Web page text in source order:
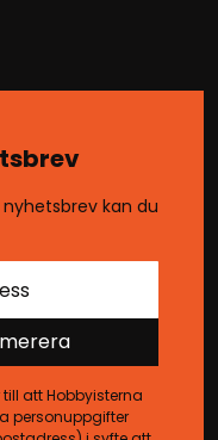
kan du
att Hobbyisterna
personuppgifter